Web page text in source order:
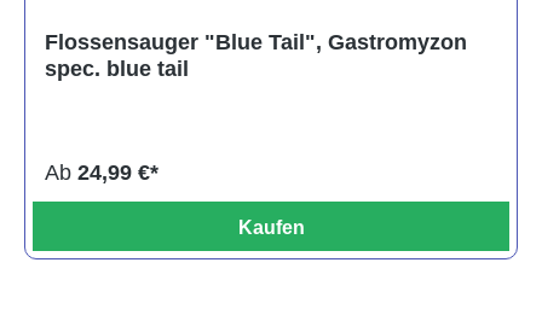
Flossensauger "Blue Tail", Gastromyzon
spec. blue tail
Ab 24,99 €*
Kaufen